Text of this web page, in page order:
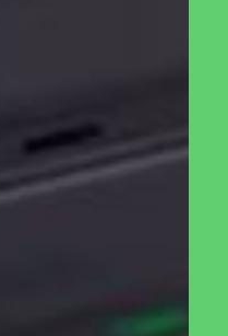
₪200.00